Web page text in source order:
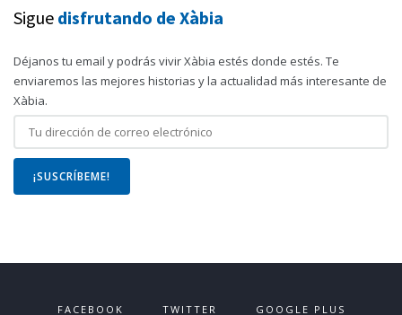
Sigue disfrutando de Xàbia
Déjanos tu email y podrás vivir Xàbia estés donde estés. Te
enviaremos las mejores historias y la actualidad más interesante de
Xàbia.
FACEBOOK TWITTER GOOGLE PLUS